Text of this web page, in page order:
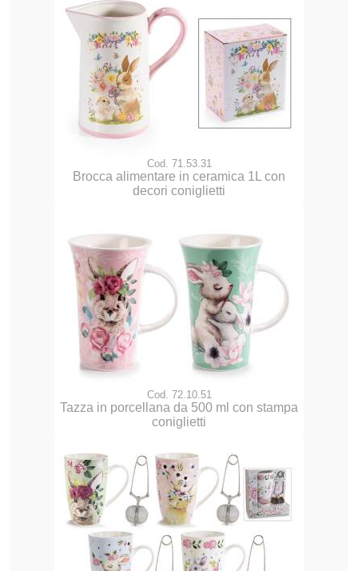
Cod. 71.53.31
Brocca alimentare in ceramica 1L con
decori coniglietti
Cod. 72.10.51
Tazza in porcellana da 500 ml con stampa
coniglietti